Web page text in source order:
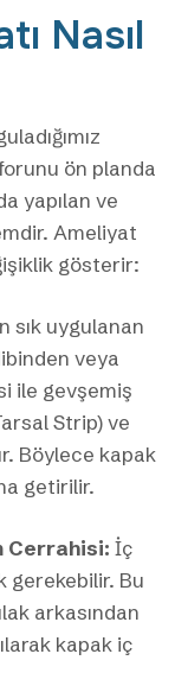
Nasıl
ön planda
yapılan ve
Ameliyat
gösterir:
sık uygulanan
veya
ile gevşemiş
Strip) ve
Böylece kapak
getirilir.
Cerrahisi: İç
gerekebilir. Bu
arkasından
kapak iç